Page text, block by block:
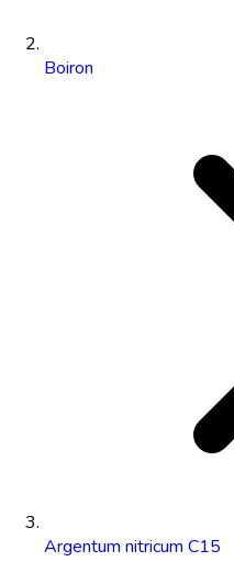
Boiron
Argentum nitricum C15